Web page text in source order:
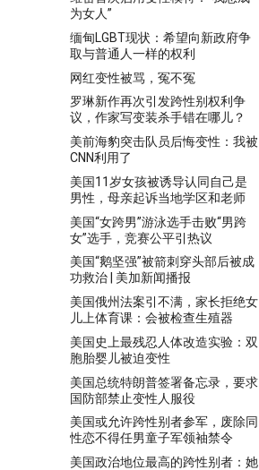
为女人”
缅甸LGBT现状：希望向新政府争
取与普通人一样的权利
网红变性被骂，冤不冤
罗琳新作再次引发跨性别权利争
议，作家写变装杀手错在哪儿？
美前海豹突击队员后悔变性：我被
CNN利用了
美国11岁女孩被诱导认同自己是
男性，母亲起诉当地学区和老师
美国“女跨男”游泳选手击败“男跨
女”选手，竞赛公平引热议
美国“鹅坚强”被箭刺穿头部后被成
功救治 | 美加新闻播报
美国俄州法案引不满，家长拒绝女
儿上体育课：会被检查生殖器
美国史上最残忍人体改造实验：双
胞胎婴儿被迫变性
美国总统特朗普签署备忘录，要求
国防部禁止变性人服役
美国或允许跨性别者参军，废除同
性恋不得任男童子军领袖禁令
美国政治地位最高的跨性别者：她